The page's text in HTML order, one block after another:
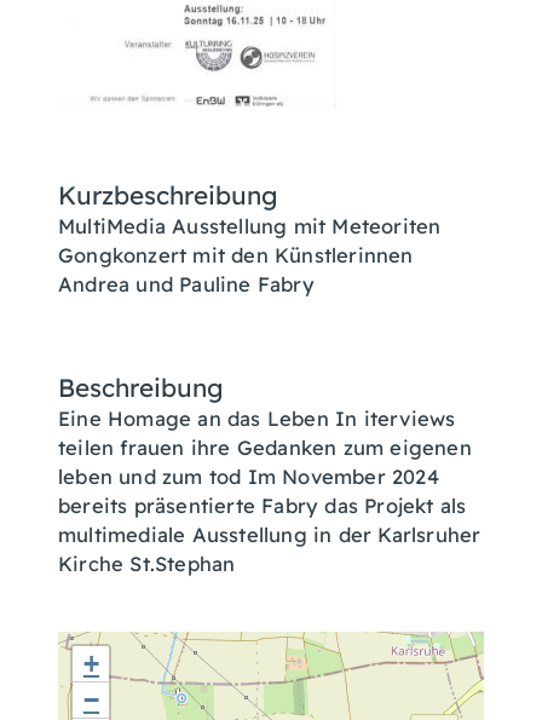
Kurzbeschreibung
MultiMedia Ausstellung mit Meteoriten
Gongkonzert mit den Künstlerinnen
Andrea und Pauline Fabry
Beschreibung
Eine Homage an das Leben In iterviews
teilen frauen ihre Gedanken zum eigenen
leben und zum tod Im November 2024
bereits präsentierte Fabry das Projekt als
multimediale Ausstellung in der Karlsruher
Kirche St.Stephan
+
−